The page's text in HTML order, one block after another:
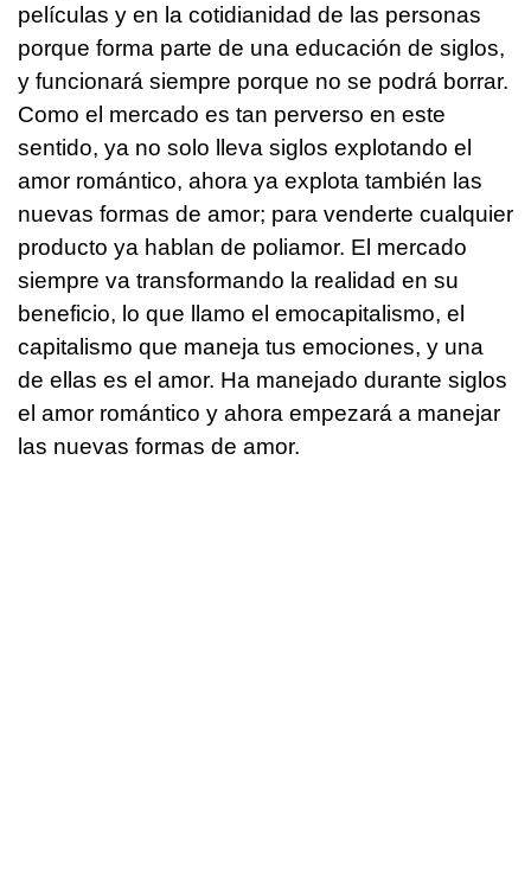
películas y en la cotidianidad de las personas
porque forma parte de una educación de siglos,
y funcionará siempre porque no se podrá borrar.
Como el mercado es tan perverso en este
sentido, ya no solo lleva siglos explotando el
amor romántico, ahora ya explota también las
nuevas formas de amor; para venderte cualquier
producto ya hablan de poliamor. El mercado
siempre va transformando la realidad en su
beneficio, lo que llamo el emocapitalismo, el
capitalismo que maneja tus emociones, y una
de ellas es el amor. Ha manejado durante siglos
el amor romántico y ahora empezará a manejar
las nuevas formas de amor.